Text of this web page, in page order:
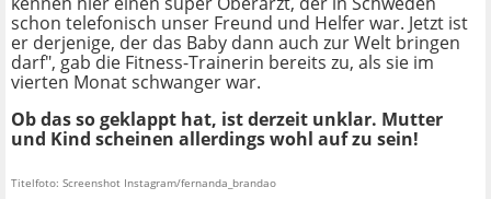
schon telefonisch unser Freund und Helfer war. Jetzt ist
er derjenige, der das Baby dann auch zur Welt bringen
darf", gab die Fitness-Trainerin bereits zu, als sie im
vierten Monat schwanger war.
Ob das so geklappt hat, ist derzeit unklar. Mutter
und Kind scheinen allerdings wohl auf zu sein!
Titelfoto: Screenshot Instagram/fernanda_brandao